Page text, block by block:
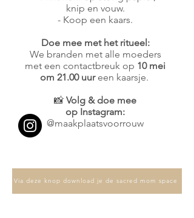
knip en vouw.
- Koop een kaars.
Doe mee met het ritueel:
We branden met alle moeders
met een contactbreuk op 10 mei
om 21.00 uureen kaarsje.
📸 Volg & doe mee
op Instagram:
@maakplaatsvoorrouw
Via deze knop download je de sacred mom space